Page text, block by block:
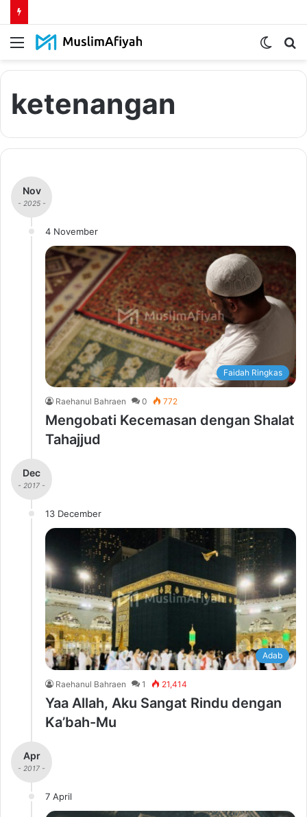
Menu
Switch
ketenangan
Nov
- 2025 -
4 November
Faidah Ringkas
Raehanul Bahraen 0 772
Mengobati Kecemasan dengan Shalat
Tahajjud
Dec
- 2017 -
13 December
Adab
Raehanul Bahraen 1 21,414
Yaa Allah, Aku Sangat Rindu dengan
Ka’bah-Mu
Apr
- 2017 -
7 April